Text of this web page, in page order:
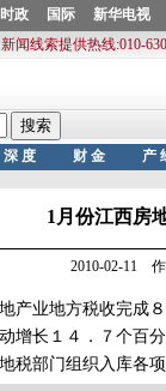
1月份江西房
2010-02-11
业地方税收完成８
增长１４．７个百
部门组织入库各项